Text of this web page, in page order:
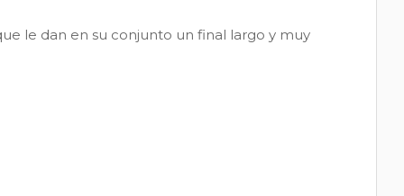
le dan en su conjunto un final largo y muy